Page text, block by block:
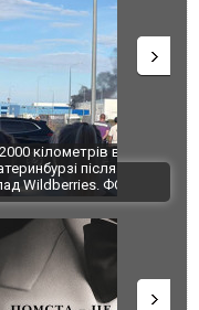
з Україною: в
загорівся
"Мої